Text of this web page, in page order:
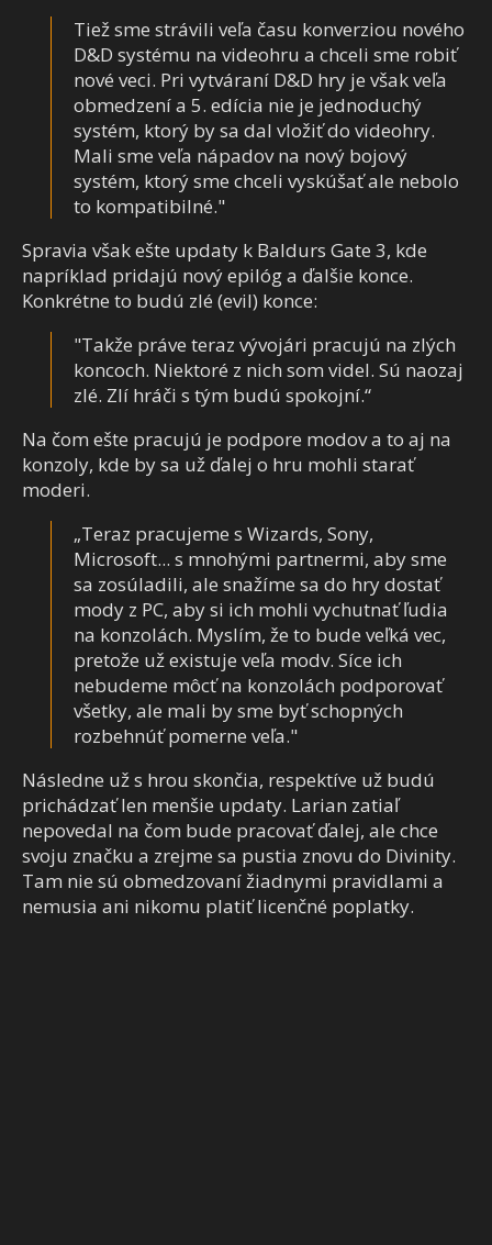
Tiež sme strávili veľa času konverziou nového
D&D systému na videohru a chceli sme robiť
nové veci. Pri vytváraní D&D hry je však veľa
obmedzení a 5. edícia nie je jednoduchý
systém, ktorý by sa dal vložiť do videohry.
Mali sme veľa nápadov na nový bojový
systém, ktorý sme chceli vyskúšať ale nebolo
to kompatibilné."
Spravia však ešte updaty k Baldurs Gate 3, kde
napríklad pridajú novýepilóg a ďalšie konce.
Konkrétne to budú zlé (evil) konce:
"Takže práve teraz vývojári pracujú na zlých
koncoch. Niektoré z nich som videl. Sú naozaj
zlé. Zlí hráči s tým budú spokojní.“
Na čom ešte pracujú je podpore modov a to aj na
konzoly, kde by sa už ďalej o hru mohli starať
moderi.
„Teraz pracujeme s Wizards, Sony,
Microsoft... s mnohými partnermi, aby sme
sa zosúladili, ale snažíme sa do hry dostať
mody z PC, aby si ich mohli vychutnať ľudia
na konzolách. Myslím, že to bude veľká vec,
pretože už existuje veľa modv. Síce ich
nebudeme môcť na konzolách podporovať
všetky, ale mali by sme byť schopných
rozbehnúť pomerne veľa."
Následne už s hrou skončia, respektíve už budú
prichádzať len menšie updaty. Larian zatiaľ
nepovedal na čom bude pracovať ďalej, ale chce
svoju značku a zrejme sa pustia znovu do Divinity.
Tam nie sú obmedzovaní žiadnymi pravidlami a
nemusia ani nikomu platiť licenčné poplatky.